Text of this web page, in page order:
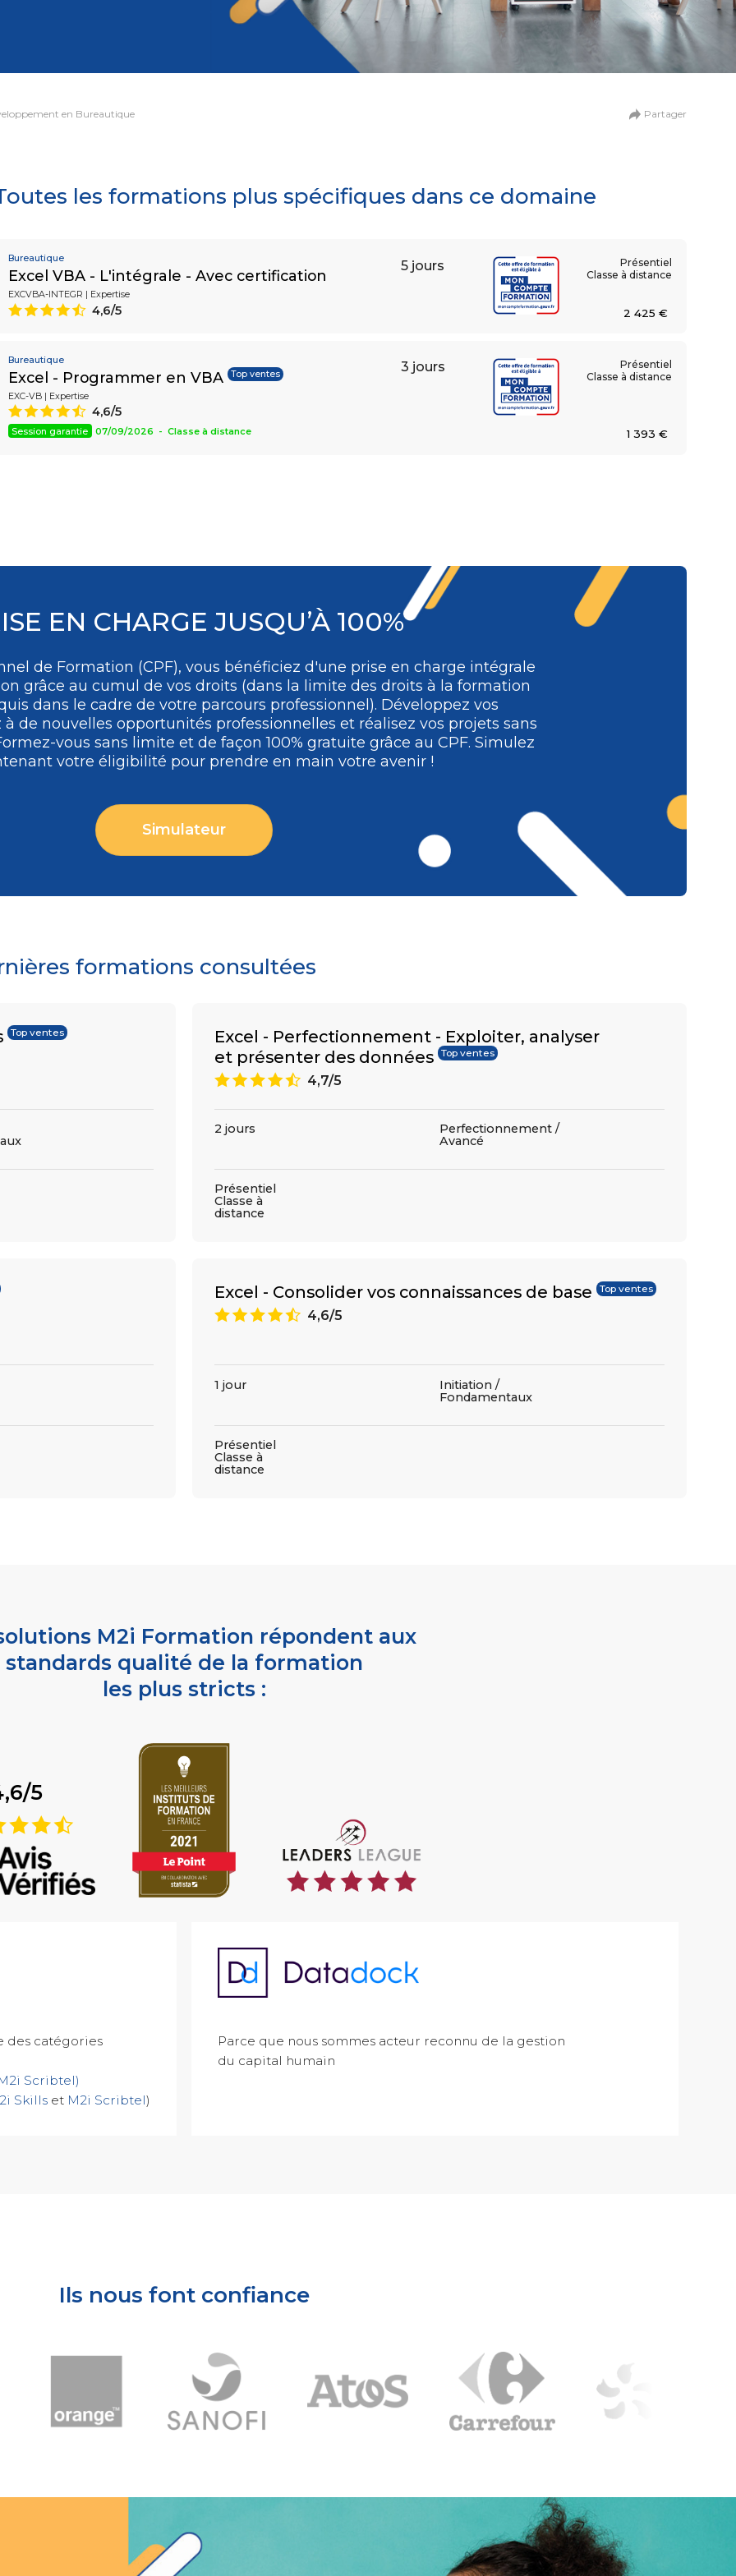
Vidéo et Son
3D et animation
Les essentiels de la création digitale
Droit du travail et relations sociales
Assistant
dico-Administratif Partager
en Bureautique
les formations plus spécifiques dans ce domaine
Bureautique
Excel VBA - L'intégrale - Avec certification
EXCVBA-INTEGR | Expertise
2 425 €
9 4,6/5
5 jours
Présentiel
Classe à distance
Bureautique
Excel - Programmer en VBA Top ventes
EXC-VB | Expertise
1 393 €
9 4,6/5
Session garantie 07/09/2026 - Classe à distance
3 jours
Présentiel
Classe à distance
EN CHARGE JUSQU’À 100%
de Formation (CPF), vous bénéficiez d'une prise en charge intégrale
grâce au cumul de vos droits (dans la limite des droits à la formation
dans le cadre de votre parcours professionnel). Développez vos
de nouvelles opportunités professionnelles et réalisez vos projets sans
vous sans limite et de façon 100% gratuite grâce au CPF. Simulez
votre éligibilité pour prendre en main votre avenir !
Simulateur
formations consultées
Top ventes
Excel - Perfectionnement - Exploiter, analyser
et présenter des données
Top ventes
9 4,7/5
2 jours
Perfectionnement /
Avancé
Présentiel
Classe à
distance
Excel - Consolider vos connaissances de base Top ventes
9 4,6/5
1 jour
Initiation /
Fondamentaux
Présentiel
Classe à
distance
M2i Formation répondent aux
standards qualité de la formation
les plus stricts :
5
des catégories
Scribtel)
Skillset M2i Scribtel)
Parce que nous sommes acteur reconnu de la gestion
du capital humain
Ils nous font confiance